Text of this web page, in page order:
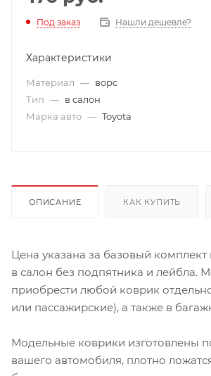
Под заказ Нашли дешевле?
Характеристики
Материал — ворс
Тип — в салон
Марка авто — Toyota
ОПИСАНИЕ КАК КУПИТЬ
Цена указана за базовый комплект
в салон без подпятника и лейбла.
приобрести любой коврик
или пассажирские), а также в
Модельные коврики изготовлены
вашего автомобиля, плотно